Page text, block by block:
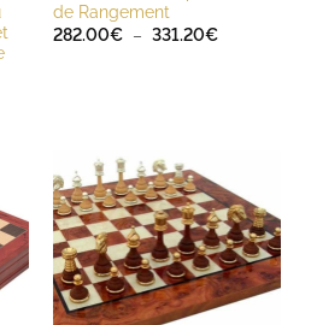
de Rangement
282.00€ – 331.20€Plage